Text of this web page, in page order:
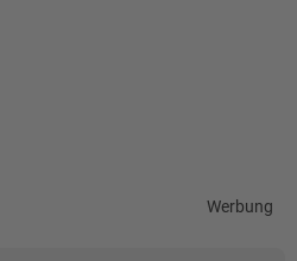
Werbung